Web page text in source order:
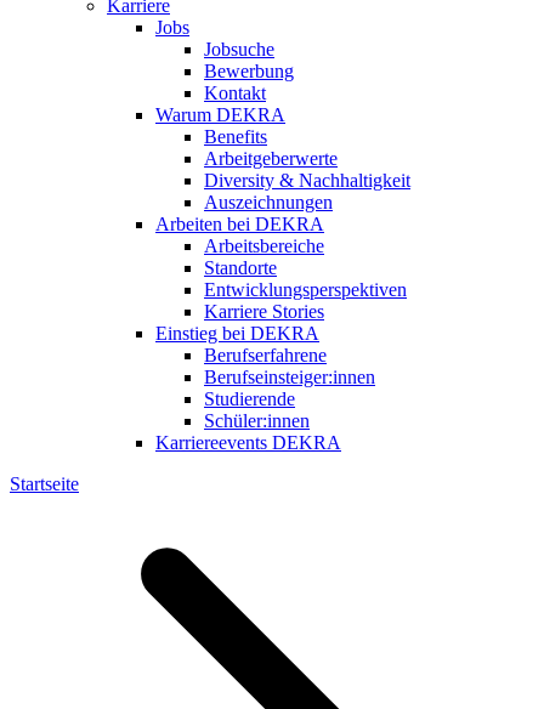
Karriere
Jobs
Jobsuche
Bewerbung
Kontakt
Warum DEKRA
Benefits
Arbeitgeberwerte
Diversity & Nachhaltigkeit
Auszeichnungen
Arbeiten bei DEKRA
Arbeitsbereiche
Standorte
Entwicklungsperspektiven
Karriere Stories
Einstieg bei DEKRA
Berufserfahrene
Berufseinsteiger:innen
Studierende
Schüler:innen
Karriereevents DEKRA
Startseite